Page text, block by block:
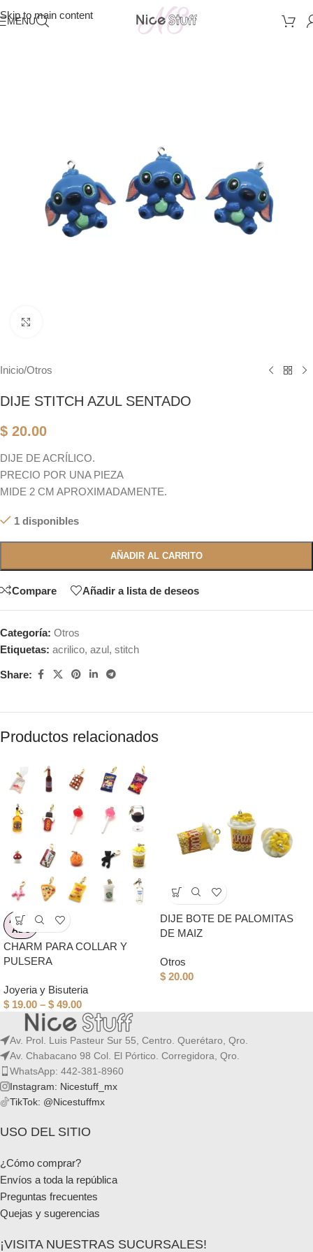
Skip to main content
MENU
Inicio/Otros
DIJE STITCH AZUL SENTADO
$ 20.00
DIJE DE ACRÍLICO.
PRECIO POR UNA PIEZA
MIDE 2 CM APROXIMADAMENTE.
1 disponibles
AÑADIR AL CARRITO
Compare Añadir a lista de deseos
Categoría: Otros
Etiquetas: acrilico, azul, stitch
Share:
Productos relacionados
AGOT
ADO
CHARM PARA COLLAR Y
PULSERA
Joyeria y Bisuteria
$ 19.00 – $ 49.00
DIJE BOTE DE PALOMITAS
DE MAIZ
Otros
$ 20.00
Av. Prol. Luis Pasteur Sur 55, Centro. Querétaro, Qro.
Av. Chabacano 98 Col. El Pórtico. Corregidora, Qro.
WhatsApp: 442-381-8960
Instagram: Nicestuff_mx
TikTok: @Nicestuffmx
USO DEL SITIO
¿Cómo comprar?
Envíos a toda la república
Preguntas frecuentes
Quejas y sugerencias
¡VISITA NUESTRAS SUCURSALES!